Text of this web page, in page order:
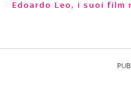
Edoardo Leo, i suoi film